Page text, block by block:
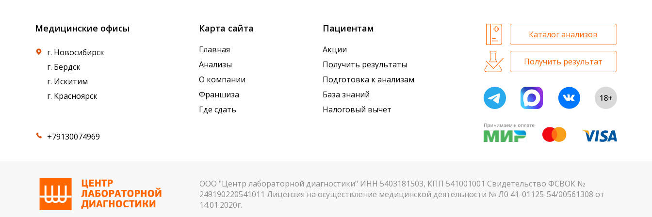
Медицинские офисы
г. Новосибирск
г. Бердск
г. Искитим
г. Красноярск
+79130074969
Карта сайта
Главная
Анализы
О компании
Франшиза
Где сдать
Пациентам
Акции
Получить результаты
Подготовка к анализам
База знаний
Налоговый вычет
Каталог анализов
Получить результат
ООО "Центр лабораторной диагностики" ИНН 5403181503, КПП 541001001 Свидетельство ФСВОК №
249190220541011 Лицензия на осуществление медицинской деятельности № Л0 41-01125-54/00561308 от
14.01.2020г.